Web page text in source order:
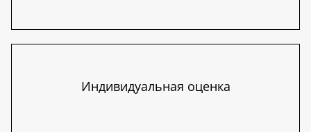
Индивидуальная оценка